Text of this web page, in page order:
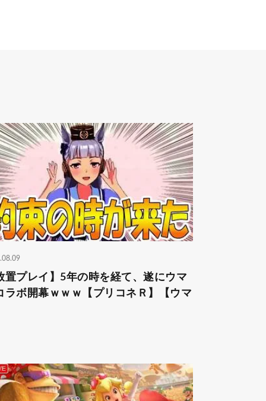
置プレイ】5年の時を経て、遂にウマ
ラボ開幕ｗｗｗ【プリコネＲ】【ウマ